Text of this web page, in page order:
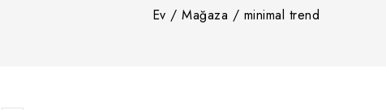
Ev / Mağaza / minimal trend